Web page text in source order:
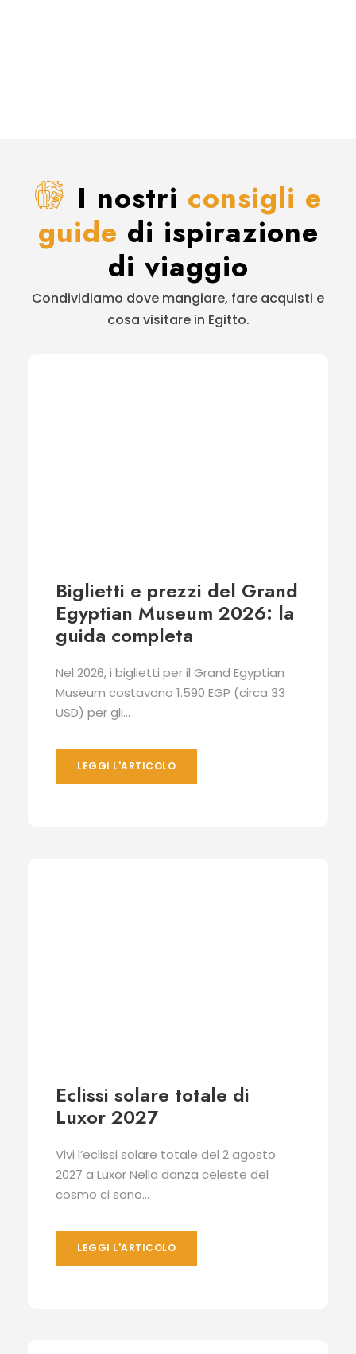
I nostri consigli e
guide di ispirazione
di viaggio
Condividiamo dove mangiare, fare acquisti e
cosa visitare in Egitto.
Biglietti e prezzi del Grand
Egyptian Museum 2026: la
guida completa
Nel 2026, i biglietti per il Grand Egyptian
Museum costavano 1.590 EGP (circa 33
USD) per gli...
LEGGI L'ARTICOLO
Eclissi solare totale di
Luxor 2027
Vivi l’eclissi solare totale del 2 agosto
2027 a Luxor Nella danza celeste del
cosmo ci sono...
LEGGI L'ARTICOLO